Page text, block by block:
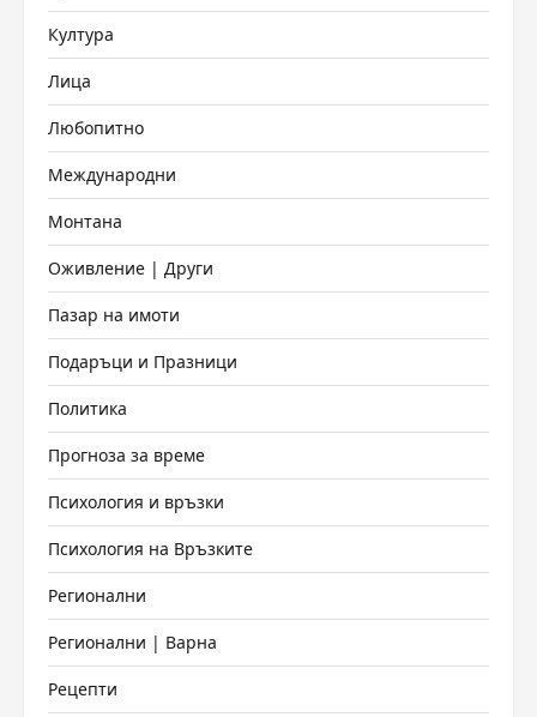
Култура
Лица
Любопитно
Международни
Монтана
Оживление | Други
Пазар на имоти
Подаръци и Празници
Политика
Прогноза за време
Психология и връзки
Психология на Връзките
Регионални
Регионални | Варна
Рецепти